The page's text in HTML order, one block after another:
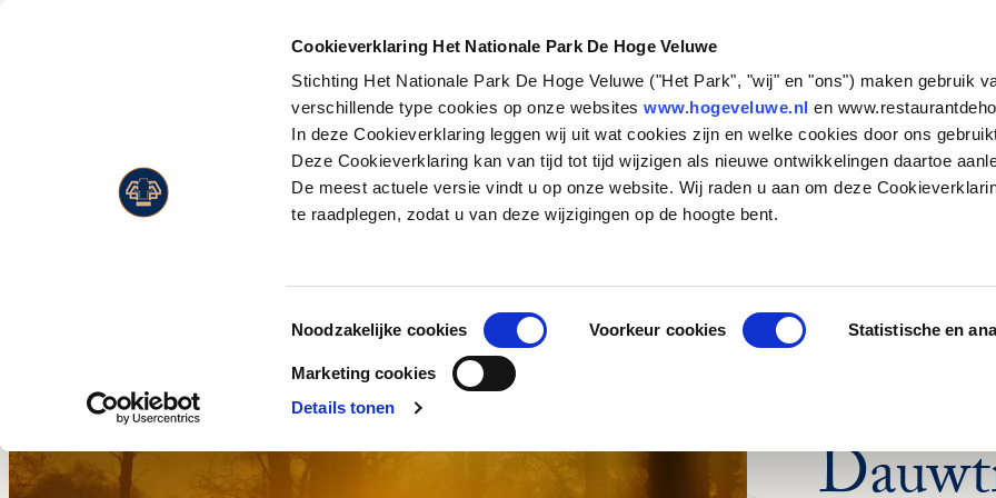
Cookieverklaring Het Nationale Park De Hoge Veluwe
Stichting Het Nationale Park De Hoge Veluwe ("Het Park", "wij" en "ons") maken gebruik
verschillende type cookies op onze websiteswww.hogeveluwe.nl en
In deze Cookieverklaring leggen wij uit wat cookies zijn en welke cookies door ons
Deze Cookieverklaring kan van tijd tot tijd wijzigen als nieuwe ontwikkelingen daartoe
De meest actuele versie vindt u op onze website. Wij raden u aan om deze
te raadplegen, zodat u van deze wijzigingen op de hoogte bent.
Noodzakelijke cookies Voorkeur cookies Statistische en
Marketing cookies
Details tonen
BEZOEK
Route & adres
Activiteiten
Museonder
Jachthuis Sint Hubertus
Kröller-Müller Museum
Fietsen
Paardrijden
Zakelijk bezoek
Families en andere
groepen
Touroperators
Basisschool
Voortgezet Onderwijs
MBO, HBO en WO
Speciaal onderwijs
CULTUUR
Flora
Fauna
Landschappen
Live Wildcam
Historische verhalen
Kunst & Architectuur
Jachthuis Sint Hubertus
Kröller-Müller Museum
Natuurbeheer
Onderzoeken in het Park
Updates
Particulieren
Bedrijven
Fondsen en stichtingen
Organisatie
Werken bij
Stage lopen in
Jouw urn in het
Contact